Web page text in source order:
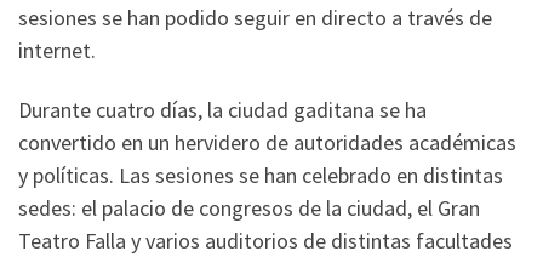
sesiones se han podido seguir en directo a través de
internet.
Durante cuatro días, la ciudad gaditana se ha
convertido en un hervidero de autoridades académicas
y políticas. Las sesiones se han celebrado en distintas
sedes: el palacio de congresos de la ciudad, el Gran
Teatro Falla y varios auditorios de distintas facultades